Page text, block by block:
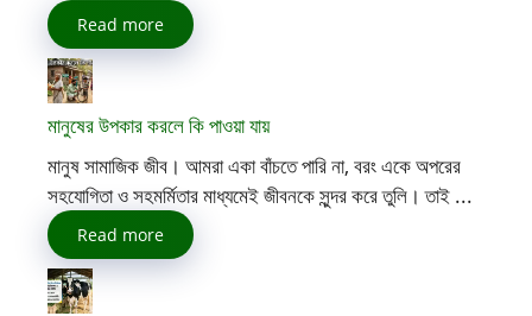
Read more
মানুষের উপকার করলে কি পাওয়া যায়
মানুষ সামাজিক জীব। আমরা একা বাঁচতে পারি না, বরং একে অপরের
সহযোগিতা ও সহমর্মিতার মাধ্যমেই জীবনকে সুন্দর করে তুলি। তাই ...
Read more